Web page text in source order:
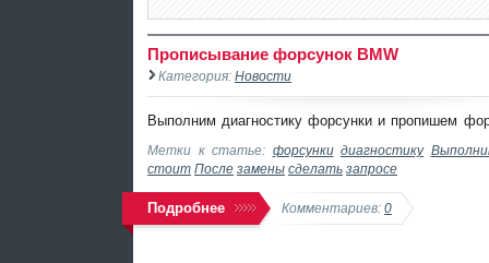
Прописывание форсунок BMW
Категория: Новости
Выполним диагностику форсунки и пропишем
Метки к статье: форсунки диагностику
стоит После замены сделать запросе
Подробнее Комментариев: 0